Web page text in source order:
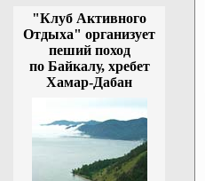
"Клуб Активного
Отдыха" организует
пеший поход
по Байкалу, хребет
Хамар-Дабан